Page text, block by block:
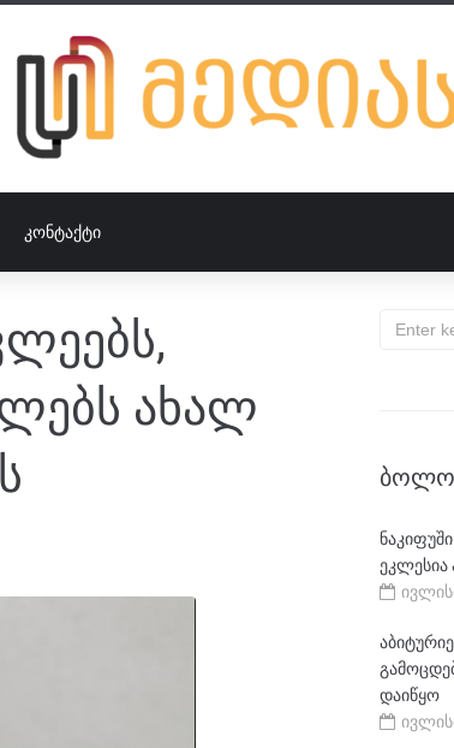
ᲙᲝᲜᲢᲐᲥᲢᲘ
ახალ
ᲑᲝᲚᲝ
ეკლესია
დაიწყო